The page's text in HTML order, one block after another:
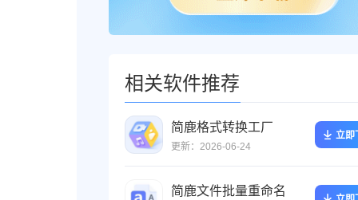
相关软件推荐
简鹿格式转换工厂
更新：2026-06-24
立即
简鹿文件批量重命名